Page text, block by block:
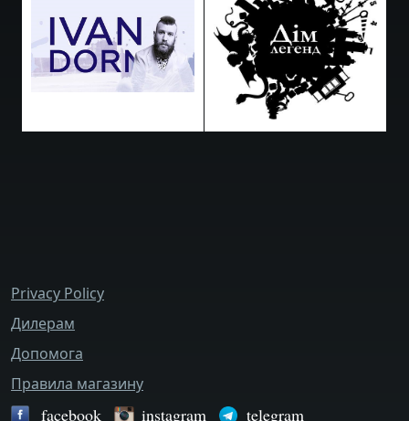
bottom_menu
Privacy Policy
Дилерам
Допомога
Правила магазину
facebook instagram telegram